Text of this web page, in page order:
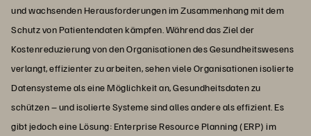
und wachsenden Herausforderungen im Zusammenhang mit dem
Schutz von Patientendaten kämpfen. Während das Ziel der
Kostenreduzierung von den Organisationen des Gesundheitswesens
verlangt, effizienter zu arbeiten, sehen viele Organisationen isolierte
Datensysteme als eine Möglichkeit an, Gesundheitsdaten zu
schützen – und isolierte Systeme sind alles andere als effizient. Es
gibt jedoch eine Lösung: Enterprise Resource Planning (ERP) im